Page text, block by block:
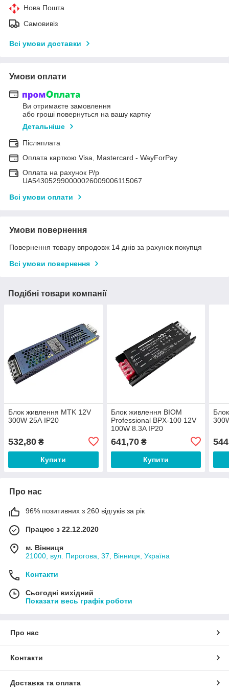
Нова Пошта
Самовивіз
Всі умови доставки
Умови оплати
Ви отримаєте замовлення
або гроші повернуться на вашу картку
Детальніше
Післяплата
Оплата карткою Visa, Mastercard - WayForPay
Оплата на рахунок Р/р
UA543052990000026009006115067
Всі умови оплати
Умови повернення
Повернення товару впродовж 14 днів за рахунок покупця
Всі умови повернення
Подібні товари компанії
Блок живлення MTK 12V
300W 25А IP20
532,80 ₴
Купити
Блок живлення BIOM
Professional BPX-100 12V
100W 8.3A IP20
641,70₴
Купити
Про нас
96% позитивних з 260 відгуків за рік
Працює з 22.12.2020
м. Вінниця
21000, вул. Пирогова, 37, Вінниця, Україна
Контакти
Сьогодні вихідний
Показати весь графік роботи
Про нас
Контакти
Доставка та оплата